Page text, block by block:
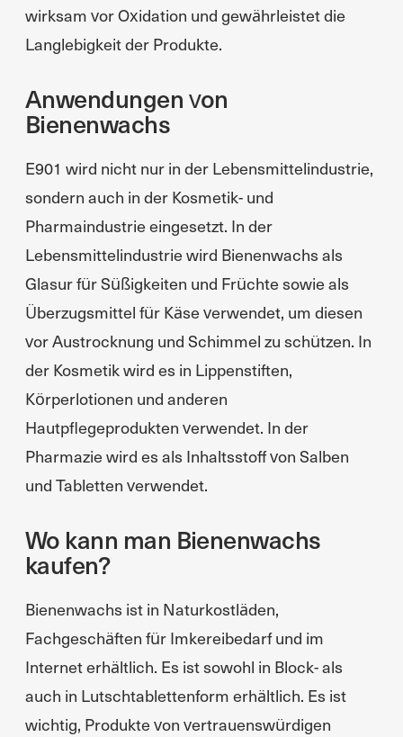
wirksam vor Oxidation und gewährleistet die
Langlebigkeit der Produkte.
Anwendungen von
Bienenwachs
E901 wird nicht nur in der Lebensmittelindustrie,
sondern auch in der Kosmetik- und
Pharmaindustrie eingesetzt. In der
Lebensmittelindustrie wird Bienenwachs als
Glasur für Süßigkeiten und Früchte sowie als
Überzugsmittel für Käse verwendet, um diesen
vor Austrocknung und Schimmel zu schützen. In
der Kosmetik wird es in Lippenstiften,
Körperlotionen und anderen
Hautpflegeprodukten verwendet. In der
Pharmazie wird es als Inhaltsstoff von Salben
und Tabletten verwendet.
Wo kann man Bienenwachs
kaufen?
Bienenwachs ist in Naturkostläden,
Fachgeschäften für Imkereibedarf und im
Internet erhältlich. Es ist sowohl in Block- als
auch in Lutschtablettenform erhältlich. Es ist
wichtig, Produkte von vertrauenswürdigen